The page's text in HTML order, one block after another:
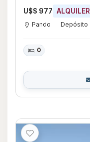
U$S 977 ALQUILER
Pando Depósito
0